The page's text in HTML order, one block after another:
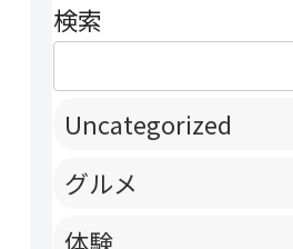
検索
Uncategorized
グルメ
体験